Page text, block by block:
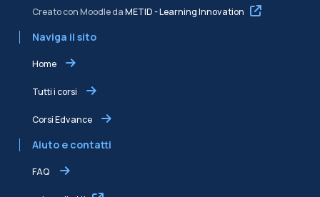
Creato con Moodle daMETID - Learning Innovation
Naviga il sito
Home
Tutti i corsi
Corsi Edvance
Aiuto e contatti
FAQ